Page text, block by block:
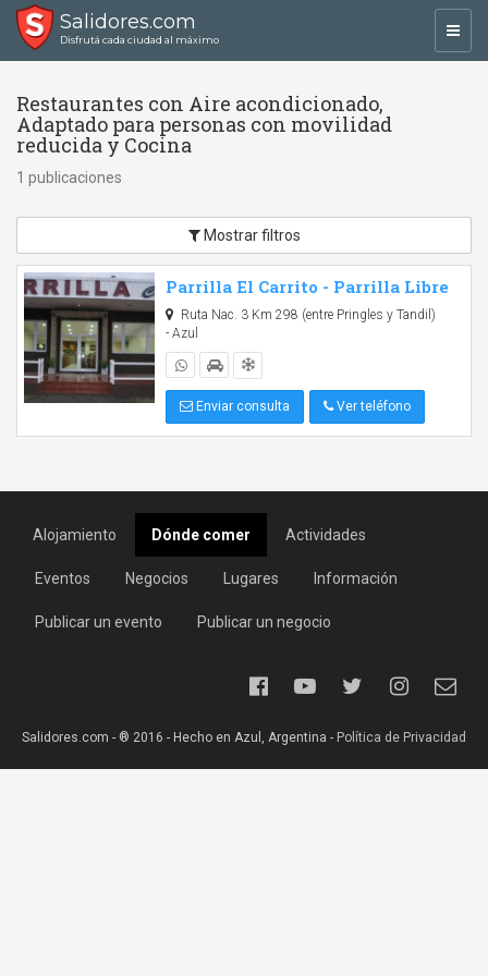
Salidores.com
Disfrutá cada ciudad al máximo
Restaurantes con Aire acondicionado,
Adaptado para personas con movilidad
reducida y Cocina
1 publicaciones
Mostrar filtros
Parrilla El Carrito - Parrilla Libre
Ruta Nac. 3 Km 298 (entre Pringles y Tandil)
- Azul
Enviar consulta Ver teléfono
Alojamiento Dónde comer Actividades
Eventos Negocios Lugares Información
Publicar un evento Publicar un negocio
Salidores.com - ® 2016 - Hecho en Azul, Argentina - Política de Privacidad